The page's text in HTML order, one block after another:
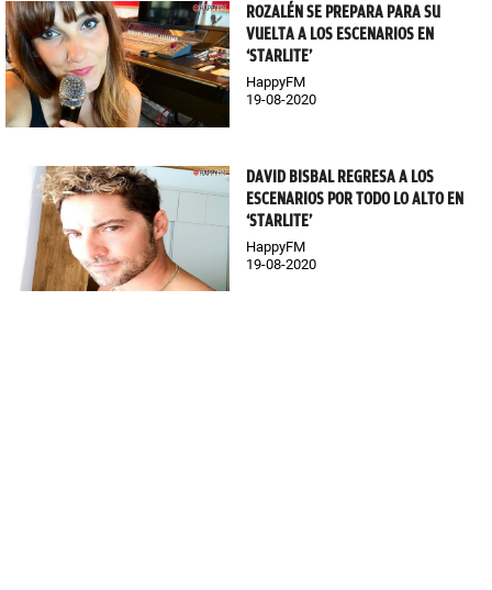
ROZALÉN SE PREPARA PARA SU
VUELTA A LOS ESCENARIOS EN
‘STARLITE’
HappyFM
19-08-2020
DAVID BISBAL REGRESA A LOS
ESCENARIOS POR TODO LO ALTO EN
‘STARLITE’
HappyFM
19-08-2020